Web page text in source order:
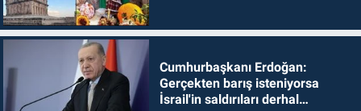
Cumhurbaşkanı Erdoğan:
Gerçekten barış isteniyorsa
İsrail'in saldırıları derhal